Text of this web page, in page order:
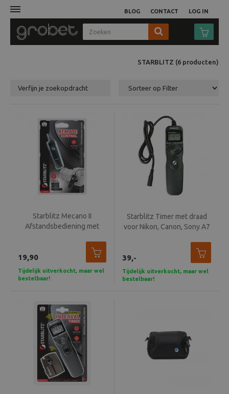
LOG IN
BLOG CONTACT
Fotocamera
Tassen
Statieven
Studio
Beeld en bewerking
Verrekijker
STARBLITZ (6 producten)
Verfijn je zoekopdracht
Starblitz Mecano II
Afstandsbediening met
19,90
Tijdelijk uitverkocht, maar wel
bestelbaar!
Starblitz Timer met draad
voor Nikon, Canon, Sony A7
39,-
Tijdelijk uitverkocht, maar wel
bestelbaar!